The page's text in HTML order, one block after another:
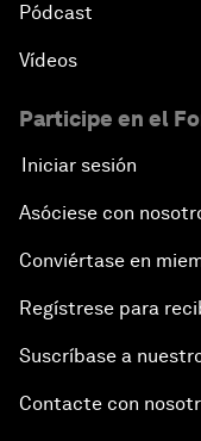
Pódcast
Vídeos
Participe en el
Iniciar sesión
Asóciese con
Conviértase en
Regístrese para
Suscríbase a
Contacte con